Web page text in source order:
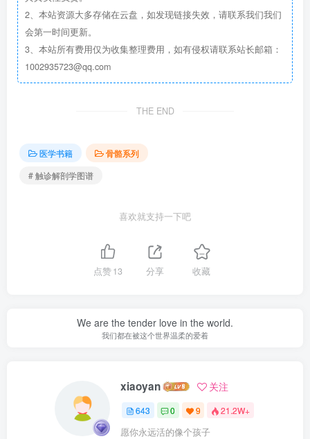
2、本站资源大多存储在云盘，如发现链接失效，请联系我们我们
会第一时间更新。
3、本站所有费用仅为收集整理费用，如有侵权请联系站长邮箱：
1002935723@qq.com
THE END
医学书籍
骨骼系列
# 触诊解剖学图谱
喜欢就支持一下吧
点赞13 分享 收藏
We are the tender love in the world.
我们都在被这个世界温柔的爱着
xiaoyan 关注
643 0 9 21.2W+
愿你永远活的像个孩子